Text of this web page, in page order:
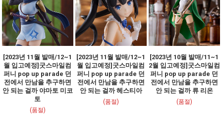
[2023년 11월 발매/12~1
월 입고예정]굿스마일컴
퍼니 pop up parade 던
전에서 만남을 추구하면
안 되는 걸까 야마토 미코
토
(품절)
[2023년 11월 발매/12~1
월 입고예정]굿스마일컴
퍼니 pop up parade 던
전에서 만남을 추구하면
안 되는 걸까 헤스티아
(품절)
[2023년 10월 발매/11~1
2월 입고예정]굿스마일컴
퍼니 pop up parade 던
전에서 만남을 추구하면
안 되는 걸까 류 리온
(품절)